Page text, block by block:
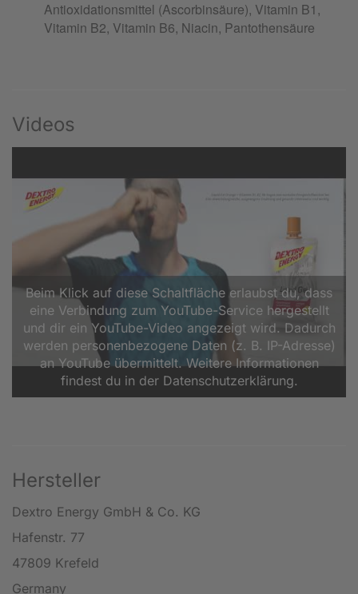
Videos
Beim Klick auf diese Schaltfläche erlaubst du, dass
eine Verbindung zum YouTube-Service hergestellt
und dir ein YouTube-Video angezeigt wird. Dadurch
werden personenbezogene Daten (z. B. IP-Adresse)
an YouTube übermittelt. Weitere Informationen
findest du in der Datenschutzerklärung.
Hersteller
Dextro Energy GmbH & Co. KG
Hafenstr. 77
47809 Krefeld
Germany